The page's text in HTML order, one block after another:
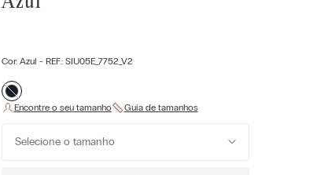
Cor: Azul - REF.: SIU05E_7752_V2
Selecione o tamanho